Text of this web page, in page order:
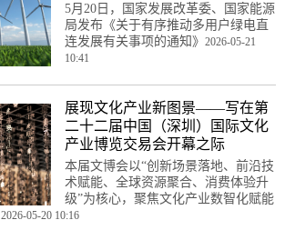
5月20日，国家发展改革委、国家能源
局发布《关于有序推动多用户绿电直
连发展有关事项的通知》 2026-05-21
10:41
展现文化产业新图景——写在第
二十二届中国（深圳）国际文化
产业博览交易会开幕之际
本届文博会以“创新场景落地、前沿技
术赋能、全球资源聚合、消费体验升
级”为核心，聚焦文化产业数智化赋能
2026-05-20 10:16